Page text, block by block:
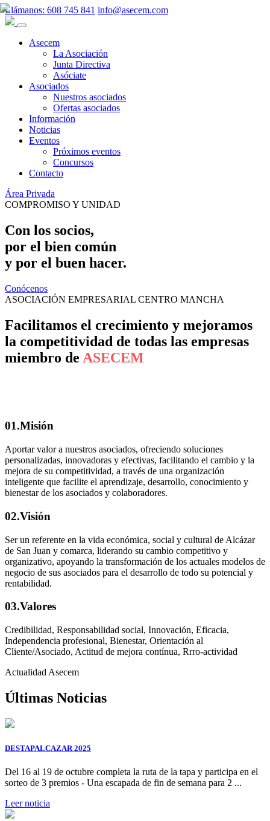
Llámanos: 608 745 841 info@asecem.com
Asecem
La Asociación
Junta Directiva
Asóciate
Asociados
Nuestros asociados
Ofertas asociados
Información
Noticias
Eventos
Próximos eventos
Concursos
Contacto
Área Privada
COMPROMISO Y UNIDAD
Con los socios,
por el bien común
y por el buen hacer.
Conócenos
ASOCIACIÓN EMPRESARIAL CENTRO MANCHA
Facilitamos el crecimiento y mejoramos
la competitividad de todas las empresas
miembro de ASECEM
01.Misión
Aportar valor a nuestros asociados, ofreciendo soluciones
personalizadas, innovadoras y efectivas, facilitando el cambio y la
mejora de su competitividad, a través de una organización
inteligente que facilite el aprendizaje, desarrollo, conocimiento y
bienestar de los asociados y colaboradores.
02.Visión
Ser un referente en la vida económica, social y cultural de Alcázar
de San Juan y comarca, liderando su cambio competitivo y
organizativo, apoyando la transformación de los actuales modelos de
negocio de sus asociados para el desarrollo de todo su potencial y
rentabilidad.
03.Valores
Credibilidad, Responsabilidad social, Innovación, Eficacia,
Independencia profesional, Bienestar, Orientación al
Cliente/Asociado, Actitud de mejora contínua, Rrro-actividad
Actualidad Asecem
Últimas Noticias
DESTAPALCAZAR 2025
Del 16 al 19 de octubre completa la ruta de la tapa y participa en el
sorteo de 3 premios - Una escapada de fin de semana para 2 ...
Leer noticia